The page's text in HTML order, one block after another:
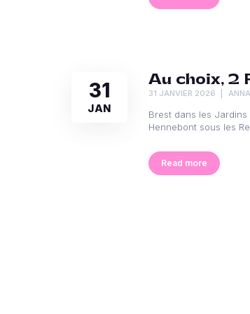
31
JAN
Au choix, 2
31 JANVIER 2026
Brest dans les
Hennebont sous les
Read more